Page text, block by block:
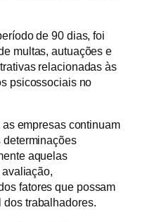
de 90 dias, foi
multas, autuações e
relacionadas às
psicossociais no
empresas continuam
determinações
aquelas
fatores que possam
dos trabalhadores.